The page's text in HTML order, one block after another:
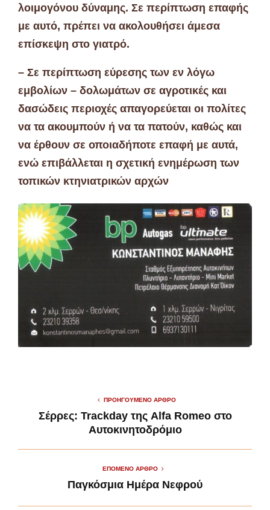
λοιμογόνου δύναμης. Σε περίπτωση επαφής
με αυτό, πρέπει να ακολουθήσει άμεσα
επίσκεψη στο γιατρό.
– Σε περίπτωση εύρεσης των εν λόγω
εμβολίων – δολωμάτων σε αγροτικές και
δασώδεις περιοχές απαγορεύεται οι πολίτες
να τα ακουμπούν ή να τα πατούν, καθώς και
να έρθουν σε οποιαδήποτε επαφή με αυτά,
ενώ επιβάλλεται η σχετική ενημέρωση των
τοπικών κτηνιατρικών αρχών
ΠΡΟΗΓΟΎΜΕΝΟ ΆΡΘΡΟ
Σέρρες: Trackday της Alfa Romeo στο
Αυτοκινητοδρόμιο
ΕΠΌΜΕΝΟ ΆΡΘΡΟ
Παγκόσμια Ημέρα Νεφρού